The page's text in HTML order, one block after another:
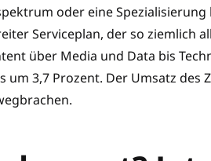
oder eine
Serviceplan, der so ziemlich
über Media und Data bis
um 3,7 Prozent. Der Umsatz des